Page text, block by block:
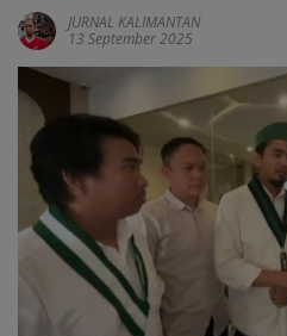
JURNAL KALIMANTAN
13 September 2025